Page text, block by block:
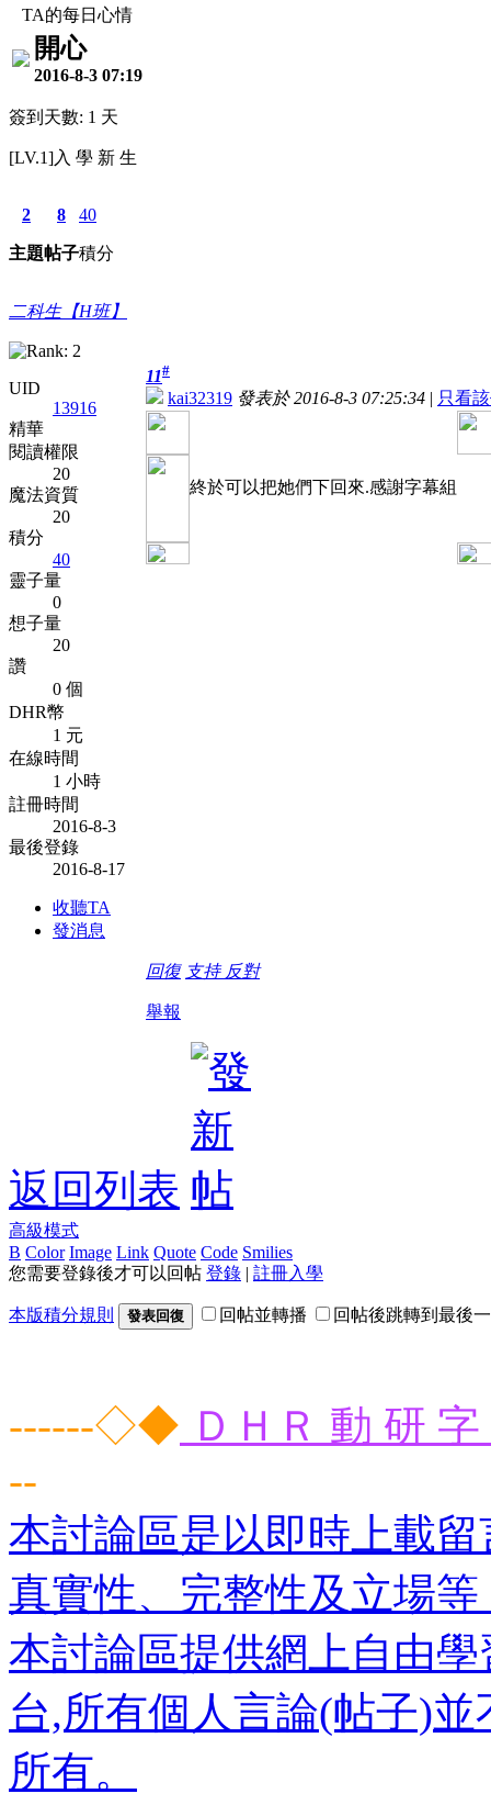
TA的每日心情
開心
2016-8-3 07:19
簽到天數: 1 天
[LV.1]入 學 新 生
2
主題
8
帖子
40
積分
二科生【H班】
UID
13916
精華
閱讀權限
20
魔法資質
20
積分
40
靈子量
0
想子量
20
讚
0 個
DHR幣
1 元
在線時間
1 小時
註冊時間
2016-8-3
最後登錄
2016-8-17
收聽TA
發消息
11#
kai32319 發表於 2016-8-3 07:25:34 | 只看
終於可以把她們下回來.感謝字幕組
回復 支持 反對
舉報
返回列表
高級模式
B Color Image Link Quote Code Smilies
您需要登錄後才可以回帖 登錄 | 註冊入學
本版積分規則 發表回復 回帖並轉播 回帖後跳轉到最後
------◇◆ ＤＨＲ 動 研
--
本討論區是以即時上載
真實性、完整性及立場
本討論區提供網上自由
台,所有個人言論(帖子)
所有。